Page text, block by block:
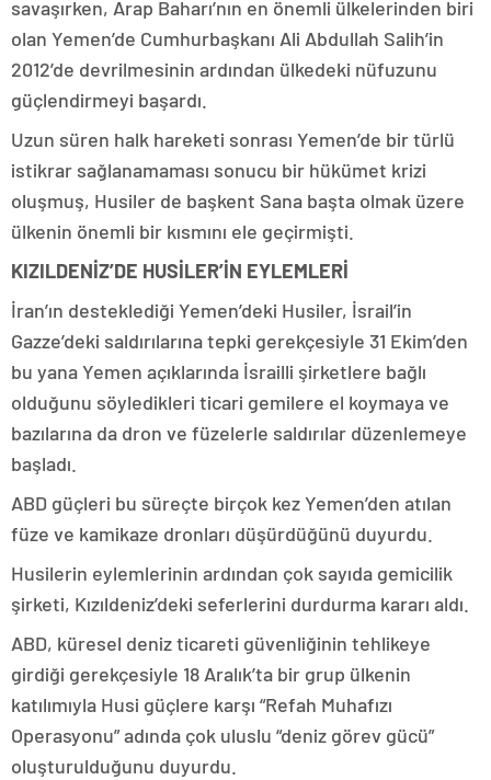
savaşırken, Arap Baharı’nın en önemli ülkelerinden biri
olan Yemen’de Cumhurbaşkanı Ali Abdullah Salih’in
2012’de devrilmesinin ardından ülkedeki nüfuzunu
güçlendirmeyi başardı.
Uzun süren halk hareketi sonrası Yemen’de bir türlü
istikrar sağlanamaması sonucu bir hükümet krizi
oluşmuş, Husiler de başkent Sana başta olmak üzere
ülkenin önemli bir kısmını ele geçirmişti.
KIZILDENİZ’DE HUSİLER’İN EYLEMLERİ
İran’ın desteklediği Yemen’deki Husiler, İsrail’in
Gazze’deki saldırılarına tepki gerekçesiyle 31 Ekim’den
bu yana Yemen açıklarında İsrailli şirketlere bağlı
olduğunu söyledikleri ticari gemilere el koymaya ve
bazılarına da dron ve füzelerle saldırılar düzenlemeye
başladı.
ABD güçleri bu süreçte birçok kez Yemen’den atılan
füze ve kamikaze dronları düşürdüğünü duyurdu.
Husilerin eylemlerinin ardından çok sayıda gemicilik
şirketi, Kızıldeniz’deki seferlerini durdurma kararı aldı.
ABD, küresel deniz ticareti güvenliğinin tehlikeye
girdiği gerekçesiyle 18 Aralık’ta bir grup ülkenin
katılımıyla Husi güçlere karşı “Refah Muhafızı
Operasyonu” adında çok uluslu “deniz görev gücü”
oluşturulduğunu duyurdu.